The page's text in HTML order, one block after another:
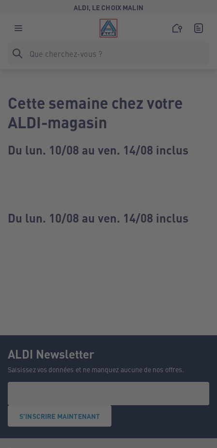
ALDI, LE CHOIX MALIN
Cette semaine chez votre
ALDI-magasin
Du lun. 10/08 au ven. 14/08 inclus
Du lun. 10/08 au ven. 14/08 inclus
ALDI Newsletter
Saisissez vos données et ne manquez aucune de nos offres.
S'INSCRIRE MAINTENANT